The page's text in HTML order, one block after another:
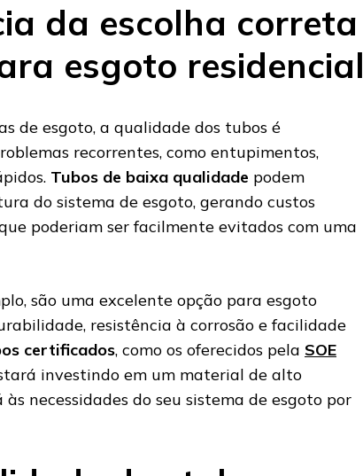
da escolha correta
esgoto residencial
de esgoto, a qualidade dos tubos é
recorrentes, como entupimentos,
Tubos de baixa qualidade podem
do sistema de esgoto, gerando custos
poderiam ser facilmente evitados com uma
são uma excelente opção para esgoto
resistência à corrosão e facilidade
certificados, como os oferecidos pela SOE
investindo em um material de alto
necessidades do seu sistema de esgoto por